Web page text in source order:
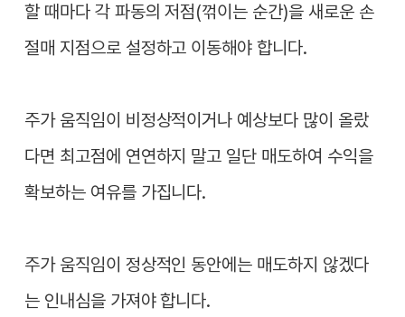
할 때마다 각 파동의 저점(꺾이는 순간)을 새로운 손
절매 지점으로 설정하고 이동해야 합니다.
주가 움직임이 비정상적이거나 예상보다 많이 올랐
다면 최고점에 연연하지 말고 일단 매도하여 수익을
확보하는 여유를 가집니다.
주가 움직임이 정상적인 동안에는 매도하지 않겠다
는 인내심을 가져야 합니다.